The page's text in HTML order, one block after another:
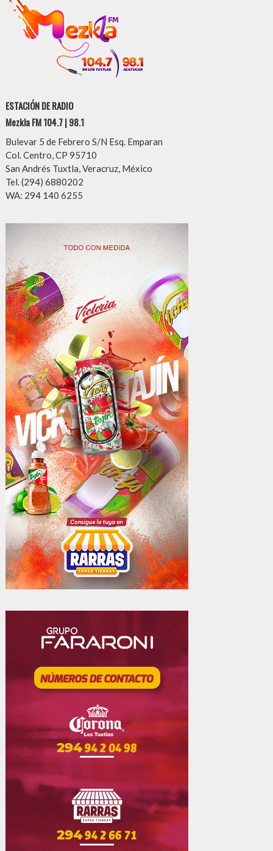
ESTACIÓN DE RADIO
Mezkla FM 104.7 | 98.1
Bulevar 5 de Febrero S/N Esq. Emparan
Col. Centro, CP 95710
San Andrés Tuxtla, Veracruz, México
Tel. (294) 6880202
WA: 294 140 6255